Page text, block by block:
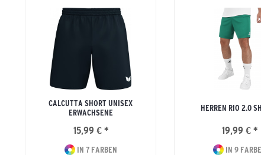
CALCUTTA SHORT UNISEX
ERWACHSENE
15,99 € *
IN 7 FARBEN
HERREN RIO 2.0
19,99 € *
IN 9